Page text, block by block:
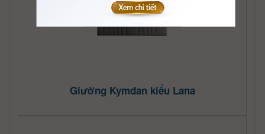
Giường Kymdan kiểu Lana